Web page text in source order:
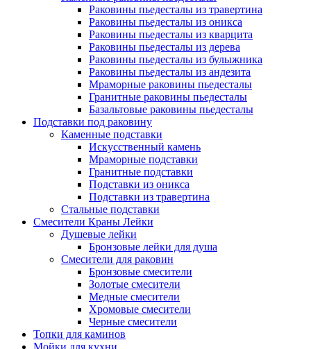
Раковины пьедесталы из травертина
Раковины пьедесталы из оникса
Раковины пьедесталы из кварцита
Раковины пьедесталы из дерева
Раковины пьедесталы из булыжника
Раковины пьедесталы из андезита
Мраморные раковины пьедесталы
Гранитные раковины пьедесталы
Базальтовые раковины пьедесталы
Подставки под раковину
Каменные подставки
Искусственный камень
Мраморные подставки
Гранитные подставки
Подставки из оникса
Подставки из травертина
Стальные подставки
Смесители Краны Лейки
Душевые лейки
Бронзовые лейки для душа
Смесители для раковин
Бронзовые смесители
Золотые смесители
Медные смесители
Хромовые смесители
Черные смесители
Топки для каминов
Мойки для кухни